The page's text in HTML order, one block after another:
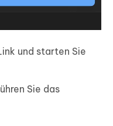
und starten Sie
Sie das